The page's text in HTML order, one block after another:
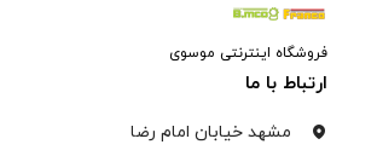
فروشگاه اینترنتی موسوی
ارتباط با ما
مشهد خیابان امام رضا